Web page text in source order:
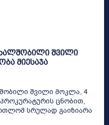
შვილი
მიესაჯა
შვილი მოკლა, 4
ცნობით,
სრულად გაიზიარა